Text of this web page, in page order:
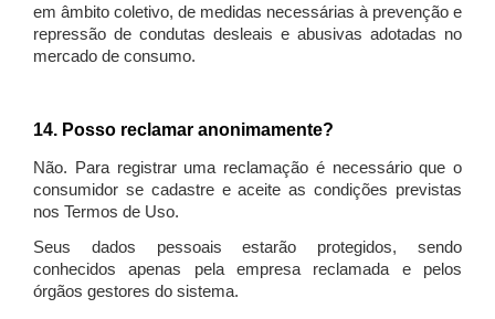
em âmbito coletivo, de medidas necessárias à prevenção e
repressão de condutas desleais e abusivas adotadas no
mercado de consumo.
14. Posso reclamar anonimamente?
Não. Para registrar uma reclamação é necessário que o
consumidor se cadastre e aceite as condições previstas
nos Termos de Uso.
Seus dados pessoais estarão protegidos, sendo
conhecidos apenas pela empresa reclamada e pelos
órgãos gestores do sistema.